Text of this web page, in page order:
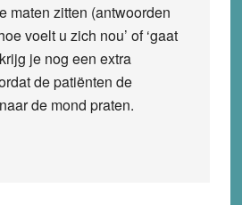
maten zitten (antwoorden
voelt u zich nou’ of ‘gaat
je nog een extra
de patiënten de
de mond praten.